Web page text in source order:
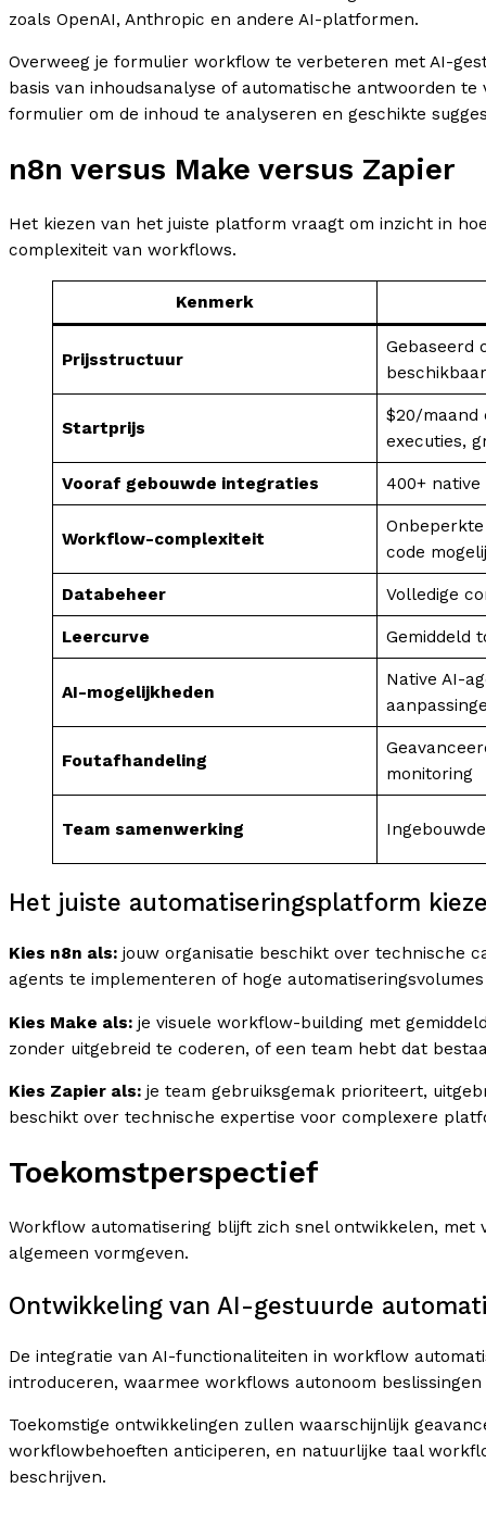
zoals OpenAI, Anthropic en andere AI-platformen.
Overweeg je formulier workflow te verbeteren met AI-
basis van inhoudsanalyse of automatische antwoorden
formulier om de inhoud te analyseren en geschikte
n8n versus Make versus Zapier
Het kiezen van het juiste platform vraagt om inzicht in
complexiteit van workflows.
Kenmerk
Prijsstructuur
Gebaseerd
beschikbaar
Startprijs
$20/maand
executies,
Vooraf gebouwde integraties 400+
Workflow-complexiteit
code
Databeheer Volledige
Leercurve Gemiddeld
AI-mogelijkheden
Native AI-
Foutafhandeling
monitoring
Team samenwerking
Het juiste automatiseringsplatform
Kies n8n als: jouw organisatie beschikt over technische
agents te implementeren of hoge
Kies Make als: je visuele workflow-building met
zonder uitgebreid te coderen, of een team hebt dat
Kies Zapier als: je team gebruiksgemak prioriteert,
beschikt over technische expertise voor complexere
Toekomstperspectief
Workflow automatisering blijft zich snel ontwikkelen,
algemeen vormgeven.
Ontwikkeling van AI-gestuurde
De integratie van AI-functionaliteiten in workflow
introduceren, waarmee workflows autonoom
Toekomstige ontwikkelingen zullen waarschijnlijk
workflowbehoeften anticiperen, en natuurlijke taal
beschrijven.